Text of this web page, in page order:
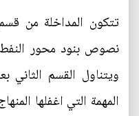
تتكون المداخلة من
نصوص بنود محور
ويتناول القسم الثاني
المهمة التي اغفلها